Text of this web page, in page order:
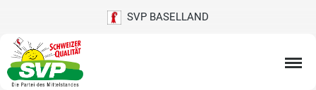
SVP BASELLAND